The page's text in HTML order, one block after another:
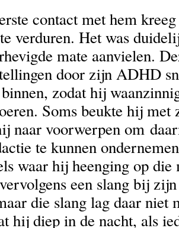
contact met hem
verduren. Het was
mate aanvielen.
door zijn ADHD
zodat hij
Soms beukte hij met
naar voorwerpen om
te kunnen
waar hij heenging op die
een slang bij
die slang lag daar niet
hij diep in de nacht, als